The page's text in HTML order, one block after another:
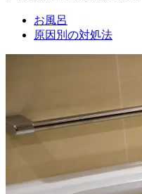
お風呂
原因別の対処法